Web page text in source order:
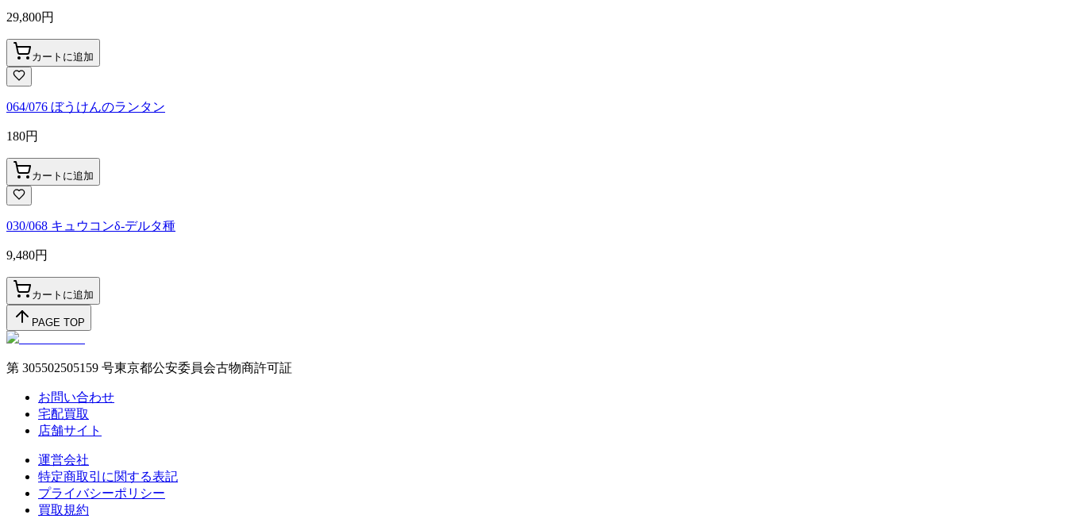
29,800円
カートに追加
064/076 ぼうけんのランタン
180円
カートに追加
030/068 キュウコンδ-デルタ種
9,480円
カートに追加
PAGE TOP
第 305502505159 号東京都公安委員会古物商許可証
お問い合わせ
宅配買取
店舗サイト
運営会社
特定商取引に関する表記
プライバシーポリシー
買取規約